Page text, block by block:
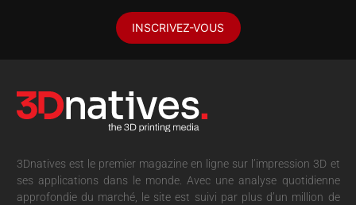
INSCRIVEZ-VOUS
3Dnatives est le premier magazine en ligne sur l’impression 3D et
ses applications dans le monde. Avec une analyse quotidienne
approfondie du marché, le site est suivi par plus d’un million de